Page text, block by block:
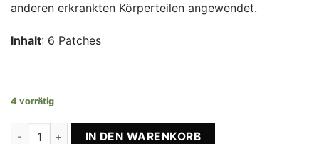
anderen erkrankten Körperteilen angewendet.
Inhalt: 6 Patches
4 vorrätig
Immune Power +Q10 Selen +Nutrilegs Forte + Detox Patch
IN DEN WARENKORB